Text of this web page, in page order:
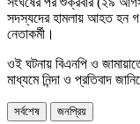
সদস্যদের হামলায় আহত হন
নেতাকর্মী।
ওই ঘটনায় বিএনপি ও
মাধ্যমে নিন্দা ও প্রতিবাদ
সর্বশেষ জনপ্রিয়